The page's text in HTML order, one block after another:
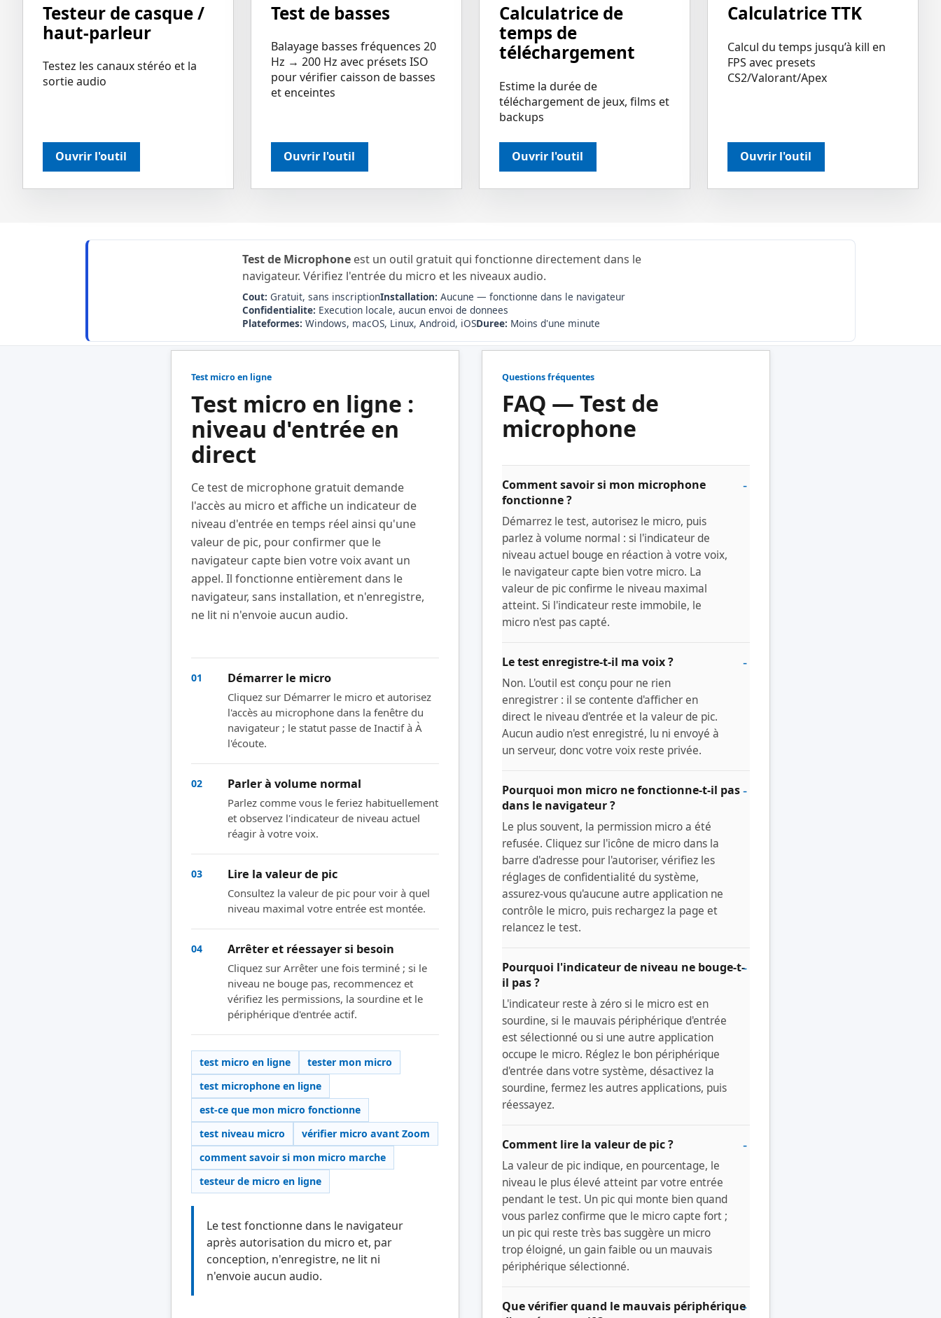
Testeur de casque /
haut-parleur
Testez les canaux stéréo et la
sortie audio
Ouvrir l'outil
Test de basses
Balayage basses fréquences 20
Hz → 200 Hz avec présets ISO
pour vérifier caisson de basses
et enceintes
Ouvrir l'outil
Calculatrice de
temps de
téléchargement
Estime la durée de
téléchargement de jeux, films et
backups
Ouvrir l'outil
Calculatrice TTK
Calcul du temps jusqu’à kill en
FPS avec presets
CS2/Valorant/Apex
Ouvrir l'outil
Test de Microphone est un outil gratuit qui fonctionne directement dans le
navigateur. Vérifiez l'entrée du micro et les niveaux audio.
Cout: Gratuit, sans inscriptionInstallation: Aucune — fonctionne dans le navigateur
Confidentialite: Execution locale, aucun envoi de donnees
Plateformes: Windows, macOS, Linux, Android, iOSDuree: Moins d'une minute
Test micro en ligne
Test micro en ligne :
niveau d'entrée en
direct
Ce test de microphone gratuit demande
l'accès au micro et affiche un indicateur de
niveau d'entrée en temps réel ainsi qu'une
valeur de pic, pour confirmer que le
navigateur capte bien votre voix avant un
appel. Il fonctionne entièrement dans le
navigateur, sans installation, et n'enregistre,
ne lit ni n'envoie aucun audio.
01 Démarrer le micro
Cliquez sur Démarrer le micro et autorisez
l'accès au microphone dans la fenêtre du
navigateur ; le statut passe de Inactif à À
l'écoute.
02 Parler à volume normal
Parlez comme vous le feriez habituellement
et observez l'indicateur de niveau actuel
réagir à votre voix.
03 Lire la valeur de pic
Consultez la valeur de pic pour voir à quel
niveau maximal votre entrée est montée.
04 Arrêter et réessayer si besoin
Cliquez sur Arrêter une fois terminé ; si le
niveau ne bouge pas, recommencez et
vérifiez les permissions, la sourdine et le
périphérique d'entrée actif.
test micro en ligne
tester mon micro
test microphone en ligne
est-ce que mon micro fonctionne
test niveau micro
vérifier micro avant Zoom
comment savoir si mon micro marche
testeur de micro en ligne
Le test fonctionne dans le navigateur
après autorisation du micro et, par
conception, n'enregistre, ne lit ni
n'envoie aucun audio.
Questions fréquentes
FAQ — Test de
microphone
Comment savoir si mon microphone
fonctionne ?
Démarrez le test, autorisez le micro, puis
parlez à volume normal : si l'indicateur de
niveau actuel bouge en réaction à votre voix,
le navigateur capte bien votre micro. La
valeur de pic confirme le niveau maximal
atteint. Si l'indicateur reste immobile, le
micro n'est pas capté.
Le test enregistre-t-il ma voix ?
Non. L'outil est conçu pour ne rien
enregistrer : il se contente d'afficher en
direct le niveau d'entrée et la valeur de pic.
Aucun audio n'est enregistré, lu ni envoyé à
un serveur, donc votre voix reste privée.
Pourquoi mon micro ne fonctionne-t-il pas
dans le navigateur ?
Le plus souvent, la permission micro a été
refusée. Cliquez sur l'icône de micro dans la
barre d'adresse pour l'autoriser, vérifiez les
réglages de confidentialité du système,
assurez-vous qu'aucune autre application ne
contrôle le micro, puis rechargez la page et
relancez le test.
Pourquoi l'indicateur de niveau ne bouge-t-
il pas ?
L'indicateur reste à zéro si le micro est en
sourdine, si le mauvais périphérique d'entrée
est sélectionné ou si une autre application
occupe le micro. Réglez le bon périphérique
d'entrée dans votre système, désactivez la
sourdine, fermez les autres applications, puis
réessayez.
Comment lire la valeur de pic ?
La valeur de pic indique, en pourcentage, le
niveau le plus élevé atteint par votre entrée
pendant le test. Un pic qui monte bien quand
vous parlez confirme que le micro capte fort ;
un pic qui reste très bas suggère un micro
trop éloigné, un gain faible ou un mauvais
périphérique sélectionné.
Que vérifier quand le mauvais périphérique